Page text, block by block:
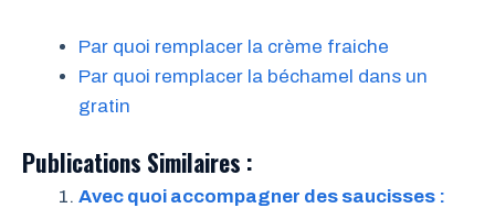
Par quoi remplacer la crème fraiche
Par quoi remplacer la béchamel dans un
gratin
Publications Similaires :
Avec quoi accompagner des saucisses :